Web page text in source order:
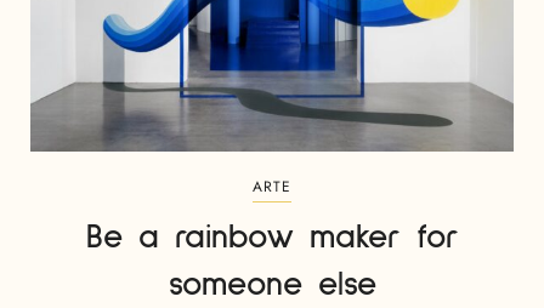
ARTE
Be a rainbow maker for
someone else